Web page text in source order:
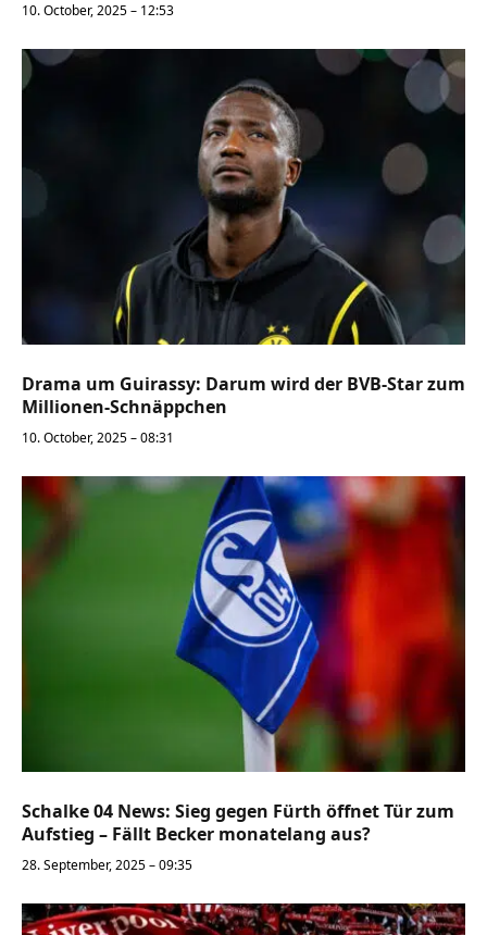
10. October, 2025 – 12:53
Drama um Guirassy: Darum wird der BVB-Star zum
Millionen-Schnäppchen
10. October, 2025 – 08:31
Schalke 04 News: Sieg gegen Fürth öffnet Tür zum
Aufstieg – Fällt Becker monatelang aus?
28. September, 2025 – 09:35